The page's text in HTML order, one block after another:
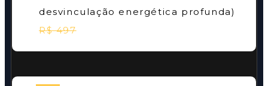
desvinculação energética profunda)
R$ 497